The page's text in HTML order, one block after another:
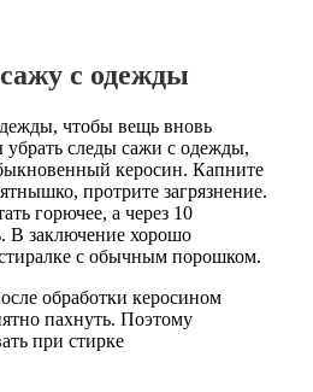
с одежды
чтобы вещь вновь
убрать следы сажи с одежды,
керосин. Капните
протрите загрязнение.
горючее, а через 10
В заключение хорошо
с обычным порошком.
обработки керосином
пахнуть. Поэтому
при стирке